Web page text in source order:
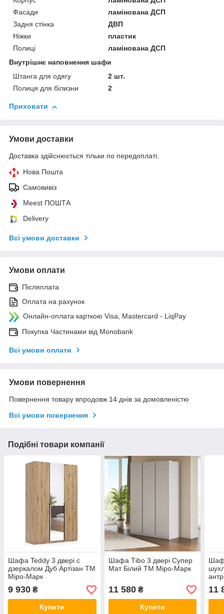
Фасади
ламінована ДСП
Задня стінка
ДВП
Ніжки
пластик
Полиці
ламінована ДСП
Внутрішнє наповнення шафи
Штанга для одягу
2 шт.
Полиця для білизни
2
Приховати
Умови доставки
Доставка здійснюється тільки по передоплаті.
Нова Пошта
Самовивіз
Meest ПОШТА
Delivery
Всі умови доставки
Умови оплати
Післяплата
Оплата на рахунок
Онлайн-оплата карткою Visa, Mastercard - LiqPay
Покупка Частинами від Monobank
Всі умови оплати
Умови повернення
Повернення товару впродовж 14 днів за домовленістю
Всі умови повернення
Подібні товари компанії
Шафа Teddy 3 двері с
дзеркалом Дуб Артізан TM
Міро-Марк
9 930 ₴
Купити
Шафа Тіbо 3 двері Супер
Мат Білий TM Міро-Марк
11 580₴
Купити
11